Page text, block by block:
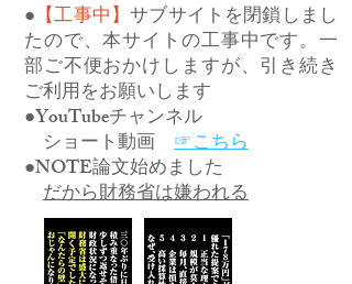
● 【工事中】サブサイトを閉鎖しまし
たので、本サイトの工事中です。一
部ご不便おかけしますが、引き続き
ご利用をお願いします
●YouTubeチャンネル
ショート動画 ☞こちら
●NOTE論文始めました
だから財務省は嫌われる